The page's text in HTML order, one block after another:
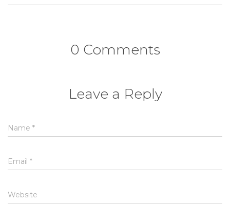
0 Comments
Leave a Reply
Name *
Email *
Website